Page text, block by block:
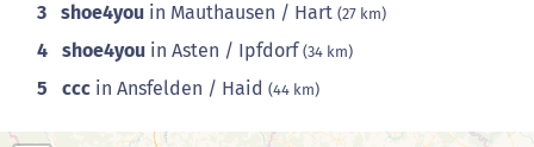
3 shoe4you in Mauthausen / Hart (27 km)
4 shoe4you in Asten / Ipfdorf(34 km)
5 ccc in Ansfelden / Haid (44 km)